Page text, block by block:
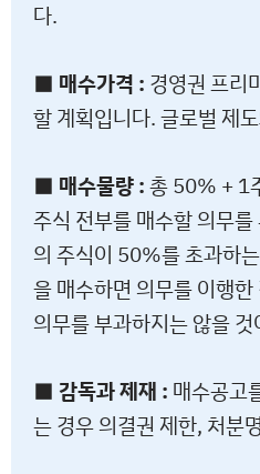
다.
■ 매수가격 : 경영권 프리
할 계획입니다. 글로벌 제
■ 매수물량 :총 50% + 1
주식 전부를 매수할 의무
의 주식이 50%를 초과하
을 매수하면 의무를 이행
의무를 부과하지는 않을
■ 감독과 제재 : 매수공고
는 경우 의결권 제한, 처분